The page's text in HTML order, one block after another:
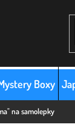
Boxy
na samolepky